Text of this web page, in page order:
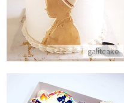
galitcake
מצווה